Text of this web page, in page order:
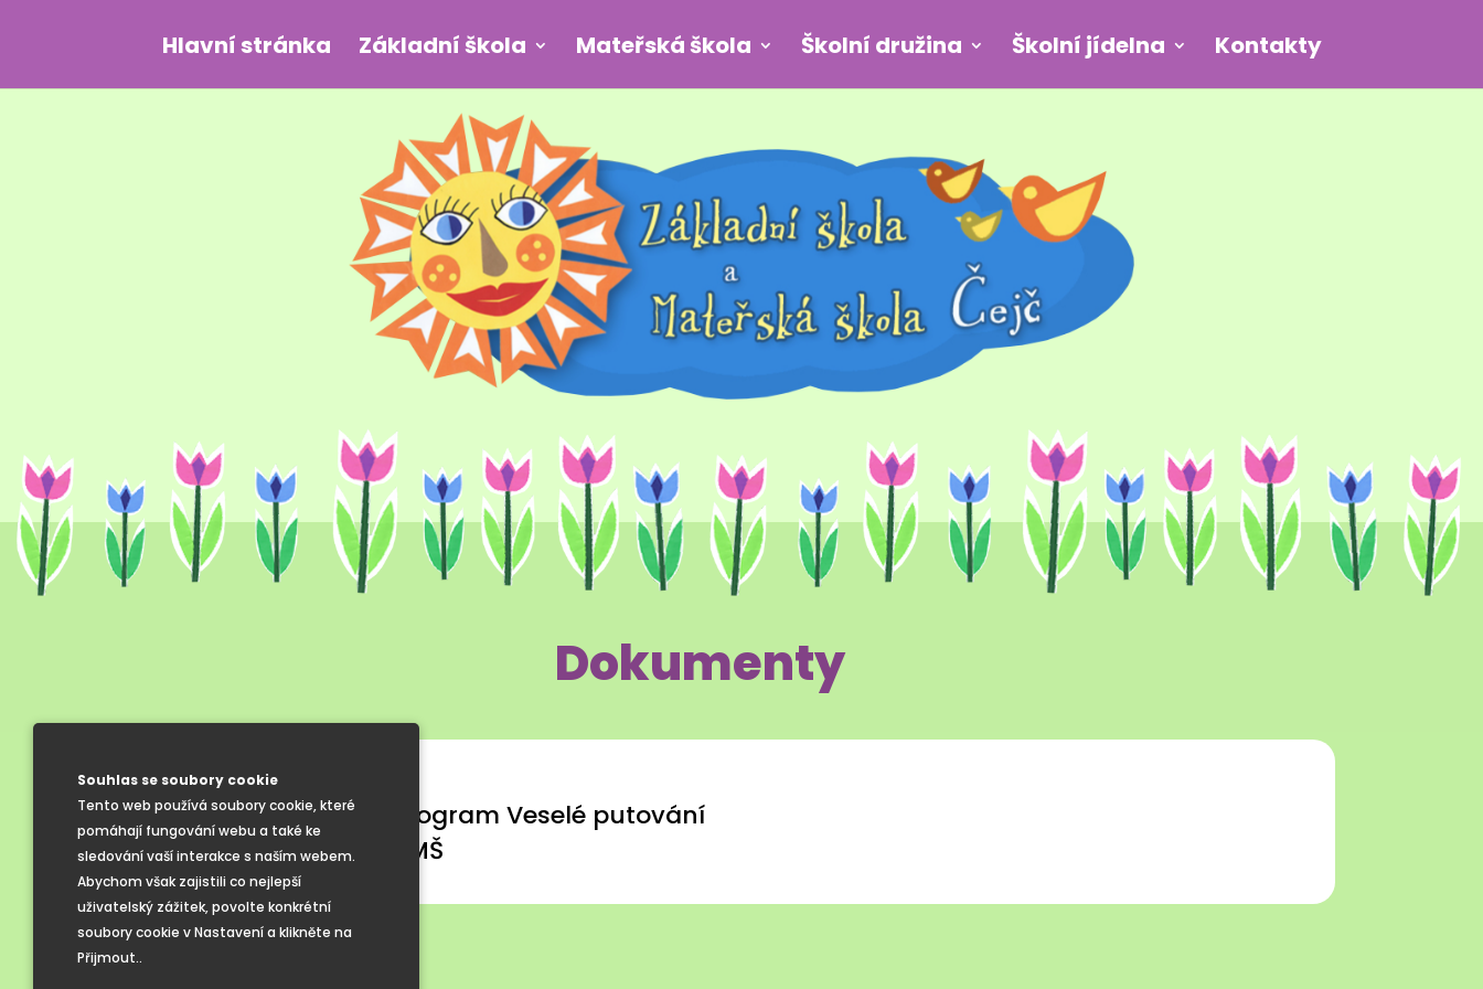
Souhlas se soubory cookie
Tento web používá soubory cookie, které
pomáhají fungování webu a také ke
sledování vaší interakce s naším webem.
Abychom však zajistili co nejlepší
uživatelský zážitek, povolte konkrétní
soubory cookie v Nastavení a klikněte na
Přijmout..
Hlavní stránka Základní škola Mateřská škola Školní družina Školní jídelna Kontakty
Dokumenty
Školní řád MŠ
Školní vzdělávací program Veselé putování
Vnitřní denní režim MŠ